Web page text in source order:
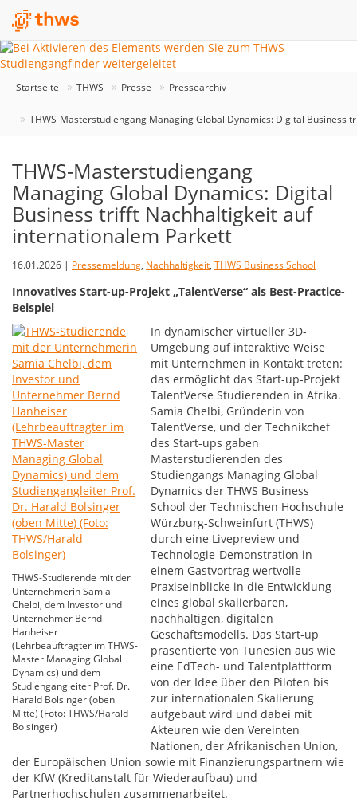
Startseite THWS Presse Pressearchiv
THWS-Masterstudiengang Managing Global Dynamics: Digital
THWS-Masterstudiengang
Managing Global Dynamics: Digital
Business trifft Nachhaltigkeit auf
internationalem Parkett
16.01.2026 | Pressemeldung, Nachhaltigkeit, THWS Business School
Innovatives Start-up-Projekt „TalentVerse“ als Best-Practice-
Beispiel
THWS-Studierende mit der
Unternehmerin Samia
Chelbi, dem Investor und
Unternehmer Bernd
Hanheiser
(Lehrbeauftragter im THWS-
Master Managing Global
Dynamics) und dem
Studiengangleiter Prof. Dr.
Harald Bolsinger (oben
Mitte) (Foto: THWS/Harald
Bolsinger)
In dynamischer virtueller 3D-
Umgebung auf interaktive Weise
mit Unternehmen in Kontakt treten:
das ermöglicht das Start-up-Projekt
TalentVerse Studierenden in Afrika.
Samia Chelbi, Gründerin von
TalentVerse, und der Technikchef
des Start-ups gaben
Masterstudierenden des
Studiengangs Managing Global
Dynamics der THWS Business
School der Technischen Hochschule
Würzburg-Schweinfurt (THWS)
durch eine Livepreview und
Technologie-Demonstration in
einem Gastvortrag wertvolle
Praxiseinblicke in die Entwicklung
eines global skalierbaren,
nachhaltigen, digitalen
Geschäftsmodells. Das Start-up
präsentierte von Tunesien aus wie
eine EdTech- und Talentplattform
von der Idee über den Piloten bis
zur internationalen Skalierung
aufgebaut wird und dabei mit
Akteuren wie den Vereinten
Nationen, der Afrikanischen Union,
der Europäischen Union sowie mit Finanzierungspartnern wie
der KfW (Kreditanstalt für Wiederaufbau) und
Partnerhochschulen zusammenarbeitet.